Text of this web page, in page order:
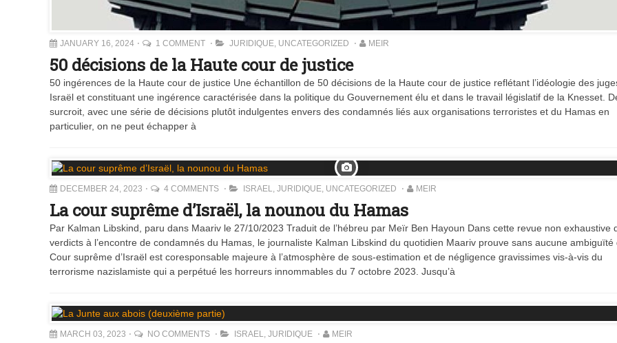
JANUARY 16, 2024 1 COMMENT JURIDIQUE, UNCATEGORIZED MEIR
50 décisions de la Haute cour de justice
50 ingérences de la Haute cour de justice Une échantillon de 50 décisions de la Haute cour de justice reflétant l’idéologie des
Israël et constituant une ingérence caractérisée dans la politique du Gouvernement élu et dans le travail législatif de la Knesset.
surcroit, avec une série de décisions plutôt indulgentes envers des condamnés liés aux organisations terroristes et du Hamas en
particulier, on ne peut échapper à
DECEMBER 24, 2023 4 COMMENTS ISRAEL JURIDIQUE UNCATEGORIZED MEIR
La cour suprême d’Israël, la nounou du Hamas
Par Kalman Libskind, paru dans Maariv le 27/10/2023 Traduit de l’hébreu par Meïr Ben Hayoun Dans cette revue non exhaustive
verdicts à l’encontre de condamnés du Hamas, le journaliste Kalman Libskind du quotidien Maariv prouve sans aucune ambiguïté
Cour suprême d’Israël est coresponsable majeure à l’atmosphère de sous-estimation et de négligence gravissimes vis-à-vis du
terrorisme nazislamiste qui a perpétué les horreurs innommables du 7 octobre 2023. Jusqu’à
MARCH 03, 2023 NO COMMENTS ISRAEL JURIDIQUE MEIR